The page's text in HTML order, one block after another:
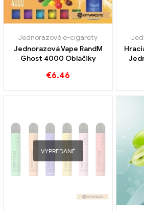
Jednorazové e-cigarety
Jednorazová Vape RandM
Ghost 4000 Obláčiky
€6.46
VYPREDANÉ